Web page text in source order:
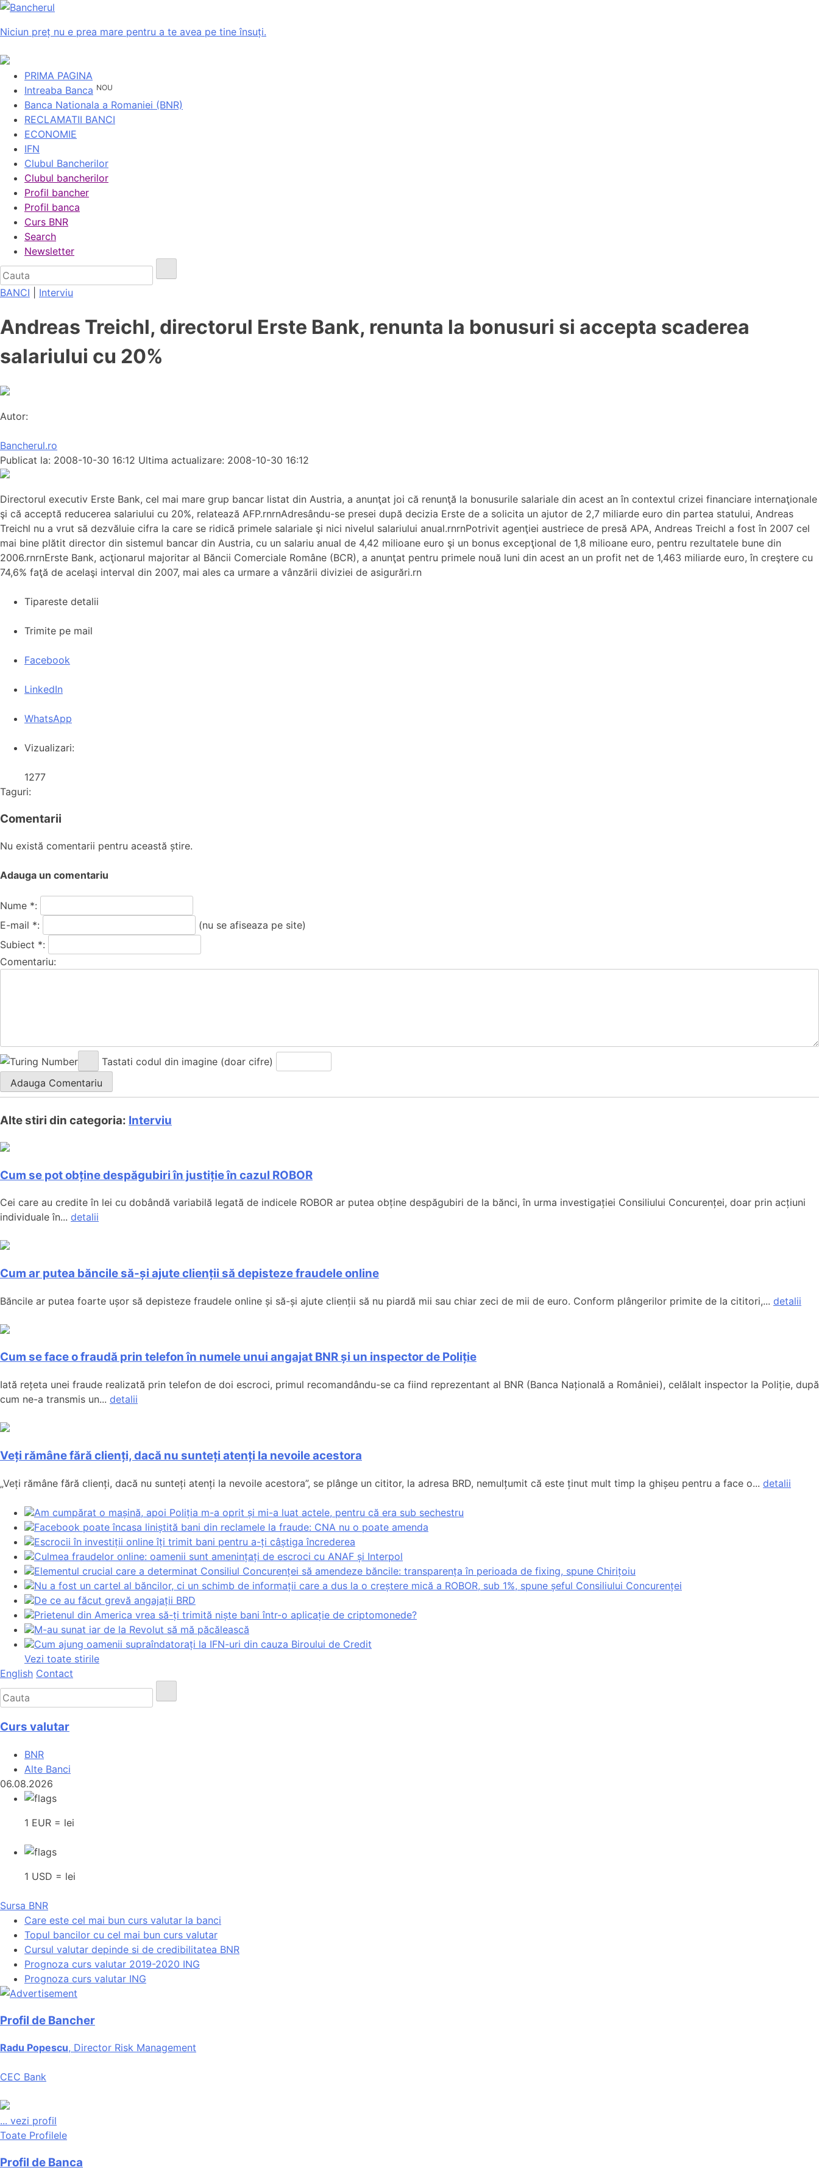
Niciun preț nu e prea mare pentru a te avea pe tine însuți.
PRIMA PAGINA
Intreaba Banca NOU
Banca Nationala a Romaniei (BNR)
RECLAMATII BANCI
ECONOMIE
IFN
Clubul Bancherilor
Clubul bancherilor
Profil bancher
Profil banca
Curs BNR
Search
Newsletter
BANCI Interviu
Andreas Treichl, directorul Erste Bank, renunta la bonusuri si accepta scaderea
salariului cu 20%
Autor:
Bancherul.ro
Publicat la: 2008-10-30 16:12 Ultima actualizare: 2008-10-30 16:12
Directorul executiv Erste Bank, cel mai mare grup bancar listat din Austria, a anunţat joi că renunţă la bonusurile salariale din acest an în contextul crizei financiare internaţionale
şi că acceptă reducerea salariului cu 20%, relatează AFP.rnrnAdresându-se presei după decizia Erste de a solicita un ajutor de 2,7 miliarde euro din partea statului, Andreas
Treichl nu a vrut să dezvăluie cifra la care se ridică primele salariale şi nici nivelul salariului anual.rnrnPotrivit agenţiei austriece de presă APA, Andreas Treichl a fost în 2007 cel
mai bine plătit director din sistemul bancar din Austria, cu un salariu anual de 4,42 milioane euro şi un bonus excepţional de 1,8 milioane euro, pentru rezultatele bune din
2006.rnrnErste Bank, acţionarul majoritar al Băncii Comerciale Române (BCR), a anunţat pentru primele nouă luni din acest an un profit net de 1,463 miliarde euro, în creştere cu
74,6% faţă de acelaşi interval din 2007, mai ales ca urmare a vânzării diviziei de asigurări.rn
Tipareste detalii
Trimite pe mail
Facebook
LinkedIn
WhatsApp
Vizualizari:
1277
Taguri:
Comentarii
Nu există comentarii pentru această știre.
Adauga un comentariu
Nume *:
E-mail *:
(nu se afiseaza pe site)
Subiect *:
Comentariu:
Tastati codul din imagine (doar cifre)
Alte stiri din categoria: Interviu
Cum se pot obține despăgubiri în justiție în cazul ROBOR
Cei care au credite în lei cu dobândă variabilă legată de indicele ROBOR ar putea obține despăgubiri de la bănci, în urma investigației Consiliului Concurenței, doar prin acțiuni
individuale în... detalii
Cum ar putea băncile să-și ajute clienții să depisteze fraudele online
Băncile ar putea foarte ușor să depisteze fraudele online și să-și ajute clienții să nu piardă mii sau chiar zeci de mii de euro. Conform plângerilor primite de la cititori,... detalii
Cum se face o fraudă prin telefon în numele unui angajat BNR și un inspector de Poliție
Iată rețeta unei fraude realizată prin telefon de doi escroci, primul recomandându-se ca fiind reprezentant al BNR (Banca Națională a României), celălalt inspector la Poliție, după
cum ne-a transmis un... detalii
Veți rămâne fără clienți, dacă nu sunteți atenți la nevoile acestora
„Veți rămâne fără clienți, dacă nu sunteți atenți la nevoile acestora”, se plânge un cititor, la adresa BRD, nemulțumit că este ținut mult timp la ghișeu pentru a face o... detalii
Am cumpărat o mașină, apoi Poliția m-a oprit și mi-a luat actele, pentru că era sub sechestru
Facebook poate încasa liniștită bani din reclamele la fraude: CNA nu o poate amenda
Escrocii în investiții online îți trimit bani pentru a-ți câștiga încrederea
Culmea fraudelor online: oamenii sunt amenințați de escroci cu ANAF și Interpol
Elementul crucial care a determinat Consiliul Concurenței să amendeze băncile: transparența în perioada de fixing, spune Chirițoiu
Nu a fost un cartel al băncilor, ci un schimb de informații care a dus la o creștere mică a ROBOR, sub 1%, spune șeful Consiliului Concurenței
De ce au făcut grevă angajații BRD
Prietenul din America vrea să-ți trimită niște bani într-o aplicație de criptomonede?
M-au sunat iar de la Revolut să mă păcălească
Cum ajung oamenii supraîndatorați la IFN-uri din cauza Biroului de Credit
Vezi toate stirile
English Contact
Curs valutar
BNR
Alte Banci
06.08.2026
1 EUR = lei
1 USD = lei
Sursa BNR
Care este cel mai bun curs valutar la banci
Topul bancilor cu cel mai bun curs valutar
Cursul valutar depinde si de credibilitatea BNR
Prognoza curs valutar 2019-2020 ING
Prognoza curs valutar ING
Profil de Bancher
Radu Popescu, Director Risk Management
CEC Bank
... vezi profil
Toate Profilele
Profil de Banca